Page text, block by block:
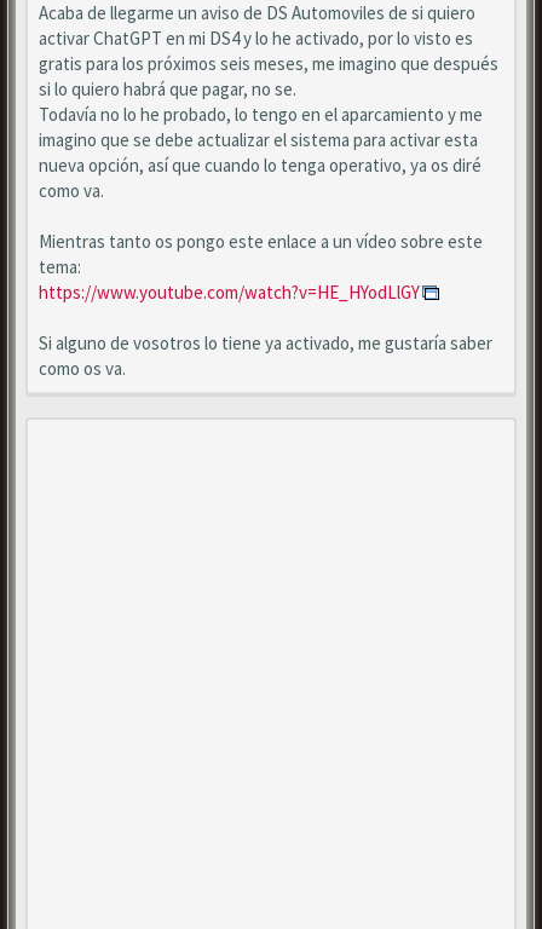
Acaba de llegarme un aviso de DS Automoviles de si quiero
activar ChatGPT en mi DS4 y lo he activado, por lo visto es
gratis para los próximos seis meses, me imagino que después
si lo quiero habrá que pagar, no se.
Todavía no lo he probado, lo tengo en el aparcamiento y me
imagino que se debe actualizar el sistema para activar esta
nueva opción, así que cuando lo tenga operativo, ya os diré
como va.
Mientras tanto os pongo este enlace a un vídeo sobre este
tema:
https://www.youtube.com/watch?v=HE_HYodLlGY
Si alguno de vosotros lo tiene ya activado, me gustaría saber
como os va.